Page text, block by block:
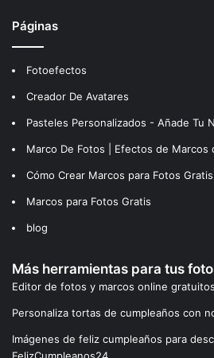
Páginas
Fotoefectos
Creador De Avatares
Pasteles Personalizados - Añade Tu
Marco De Fotos | Efectos de Marcos
Cómo Crear Marcos para Fotos
Marcos para Fotos Gratis
blog
Más herramientas para tus
Editor de fotos y marcos online
Personaliza tortas de cumpleaños con
Imágenes de feliz cumpleaños para